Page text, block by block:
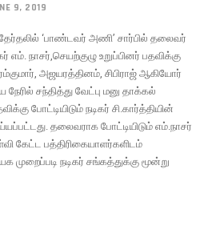
9, 2019
‘பாண்டவர் அணி’ சார்பில் தலைவர்
எம். நாசர்,செயற்குழு உறுப்பினர் பதவிக்கு
அஜயரத்தினம், சிபிராஜ் ஆகியோர்
சந்தித்து வேட்பு மனு தாக்கல்
போட்டியிடும் நடிகர் சி.கார்த்தியின்
தலைவராக போட்டியிடும் எம்.நாசர்
கேட்ட பத்திரிகையாளர்களிடம்
முறைப்படி நடிகர் சங்கத்துக்கு மூன்று